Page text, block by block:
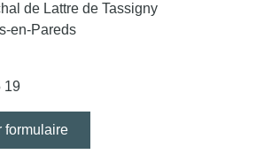
de Lattre de Tassigny
en-Pareds
19
formulaire